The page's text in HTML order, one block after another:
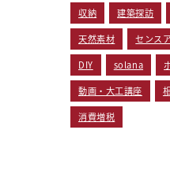
収納 建築探訪
天然素材 センス
DIY solana
動画・大工講座
消費増税